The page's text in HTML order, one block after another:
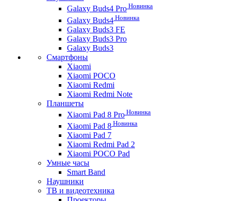
Galaxy Buds4 Pro Новинка
Galaxy Buds4 Новинка
Galaxy Buds3 FE
Galaxy Buds3 Pro
Galaxy Buds3
Смартфоны
Xiaomi
Xiaomi POCO
Xiaomi Redmi
Xiaomi Redmi Note
Планшеты
Xiaomi Pad 8 Pro Новинка
Xiaomi Pad 8 Новинка
Xiaomi Pad 7
Xiaomi Redmi Pad 2
Xiaomi POCO Pad
Умные часы
Smart Band
Наушники
ТВ и видеотехника